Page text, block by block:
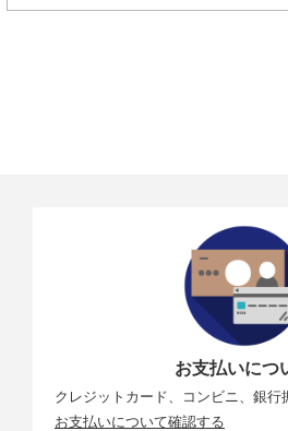
お支払いにつ
クレジットカード、コンビニ、銀行
お支払いについて確認する